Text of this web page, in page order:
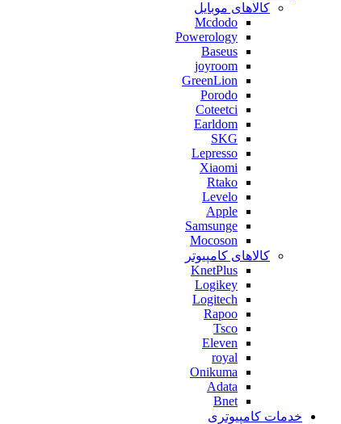
کالاهای موبایل
Mcdodo
Powerology
Baseus
joyroom
GreenLion
Porodo
Coteetci
Earldom
SKG
Lepresso
Xiaomi
Rtako
Levelo
Apple
Samsunge
Mocoson
کالاهای کامپیوتر
KnetPlus
Logikey
Logitech
Rapoo
Tsco
Eleven
royal
Onikuma
Adata
Bnet
خدمات کامپیوتری